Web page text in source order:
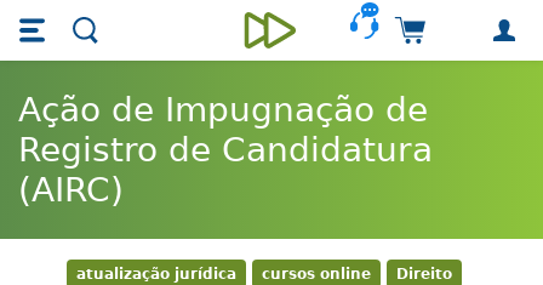
Skip main navigation
Skip to main content
Unieducar
Carrinho de
Ação de Impugnação de
Registro de Candidatura
(AIRC)
atualização jurídica cursos online
Direito